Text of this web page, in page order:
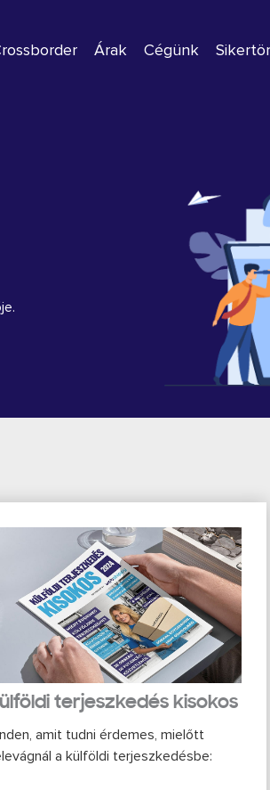
Árak Cégünk
terjeszkedés kisokos
amit tudni érdemes, mielőtt
a külföldi terjeszkedésbe: